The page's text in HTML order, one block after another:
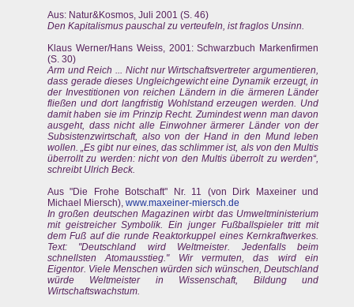
Aus: Natur&Kosmos, Juli 2001 (S. 46)
Den Kapitalismus pauschal zu verteufeln, ist fraglos Unsinn.
Klaus Werner/Hans Weiss, 2001: Schwarzbuch Markenfirmen
(S. 30)
Arm und Reich ... Nicht nur Wirtschaftsvertreter argumentieren,
dass gerade dieses Ungleichgewicht eine Dynamik erzeugt, in
der Investitionen von reichen Ländern in die ärmeren Länder
fließen und dort langfristig Wohlstand erzeugen werden. Und
damit haben sie im Prinzip Recht. Zumindest wenn man davon
ausgeht, dass nicht alle Einwohner ärmerer Länder von der
Subsistenzwirtschaft, also von der Hand in den Mund leben
wollen. „Es gibt nur eines, das schlimmer ist, als von den Multis
überrollt zu werden: nicht von den Multis überrolt zu werden“,
schreibt Ulrich Beck.
Aus "Die Frohe Botschaft" Nr. 11 (von Dirk Maxeiner und
Michael Miersch), www.maxeiner-miersch.de
In großen deutschen Magazinen wirbt das Umweltministerium
mit geistreicher Symbolik. Ein junger Fußballspieler tritt mit
dem Fuß auf die runde Reaktorkuppel eines Kernkraftwerkes.
Text: "Deutschland wird Weltmeister. Jedenfalls beim
schnellsten Atomausstieg." Wir vermuten, das wird ein
Eigentor. Viele Menschen würden sich wünschen, Deutschland
würde Weltmeister in Wissenschaft, Bildung und
Wirtschaftswachstum.